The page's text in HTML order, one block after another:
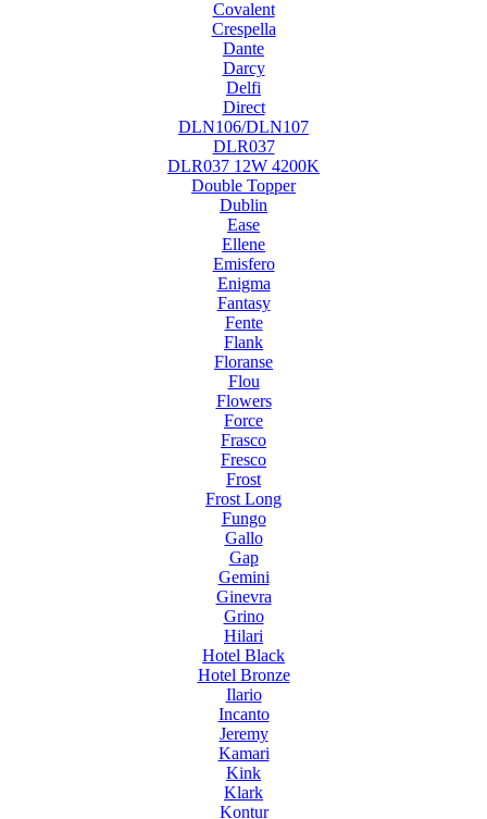
Covalent
Crespella
Dante
Darcy
Delfi
Direct
DLN106/DLN107
DLR037
DLR037 12W 4200K
Double Topper
Dublin
Ease
Ellene
Emisfero
Enigma
Fantasy
Fente
Flank
Floranse
Flou
Flowers
Force
Frasco
Fresco
Frost
Frost Long
Fungo
Gallo
Gap
Gemini
Ginevra
Grino
Hilari
Hotel Black
Hotel Bronze
Ilario
Incanto
Jeremy
Kamari
Kink
Klark
Kontur